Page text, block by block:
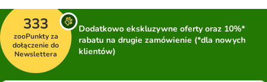
333
zooPunkty za
dołączenie do
Newslettera
Dodatkowo ekskluzywne oferty oraz 10%*
rabatu na drugie zamówienie (*dla nowych
klientów)